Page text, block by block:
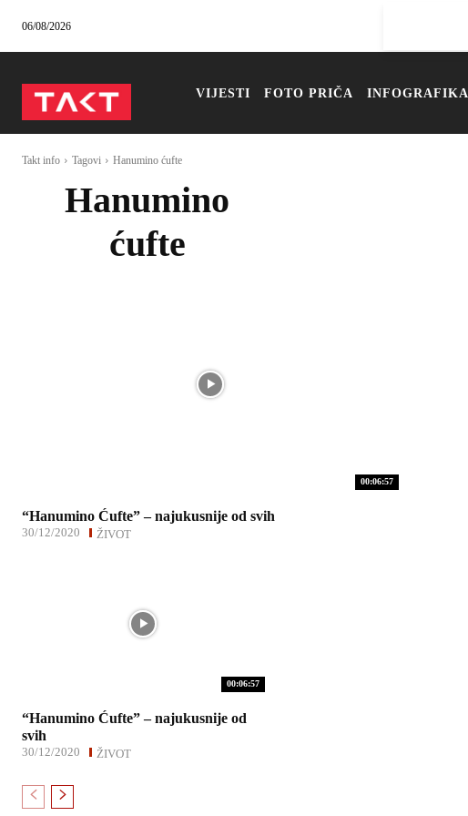
06/08/2026
VIJESTI FOTO PRIČA INFOGRAFIKA
Takt info Tagovi Hanumino ćufte
Hanumino
ćufte
00:06:57
“Hanumino Ćufte” – najukusnije od svih
ŽIVOT
30/12/2020
00:06:57
“Hanumino Ćufte” – najukusnije od
svih
ŽIVOT
30/12/2020